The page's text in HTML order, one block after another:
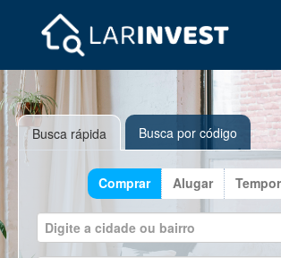
Busca rápida Busca por código
Comprar Alugar